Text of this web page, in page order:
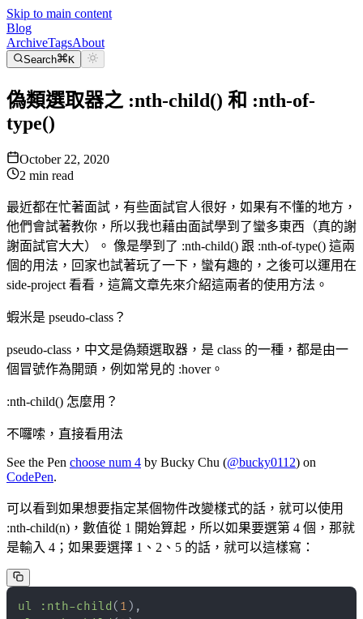
Skip to main content
Blog
ArchiveTagsAbout
Search K
偽類選取器之 :nth-child() 和 :nth-of-
type()
October 22, 2020
2 min read
最近都在忙著面試，有些面試官人很好，如果有不懂的地方，
他們會試著教你，所以我也藉由面試學到了蠻多東西（真的謝
謝面試官大大）。 像是學到了 :nth-child() 跟 :nth-of-type() 這兩
個的用法，回家也試著玩了一下，蠻有趣的，之後可以運用在
side-project 看看，這篇文章先來介紹這兩者的使用方法。
蝦米是 pseudo-class？
pseudo-class，中文是偽類選取器，是 class 的一種，都是由一
個冒號作為開頭，例如常見的 :hover。
:nth-child() 怎麼用？
不囉嗦，直接看用法
See the Pen choose num 4 by Bucky Chu (@bucky0112) on
CodePen.
可以看到如果想要指定某個物件改變樣式的話，就可以使用
:nth-child(n)，數值從 1 開始算起，所以如果要選第 4 個，那就
是輸入 4；如果要選擇 1、2、5 的話，就可以這樣寫：
ul :nth-child( 1 ) ,